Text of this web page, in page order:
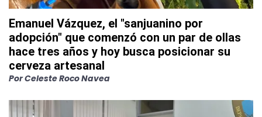
Emanuel Vázquez, el "sanjuanino por
adopción" que comenzó con un par de ollas
hace tres años y hoy busca posicionar su
cerveza artesanal
PorCeleste Roco Navea